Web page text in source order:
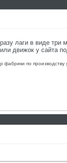
лаги в виде
движок у сайта
по производству